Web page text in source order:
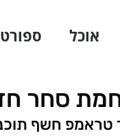
אוכל ספורט
סחר
טראמפ חשף